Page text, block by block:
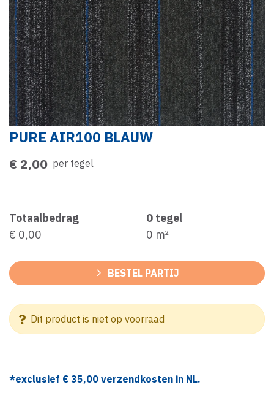
PURE AIR100 BLAUW
€ 2,00 per tegel
Totaalbedrag
€ 0,00
0 tegel
0 m²
BESTEL PARTIJ
Dit product is niet op voorraad
*exclusief € 35,00 verzendkosten in NL.